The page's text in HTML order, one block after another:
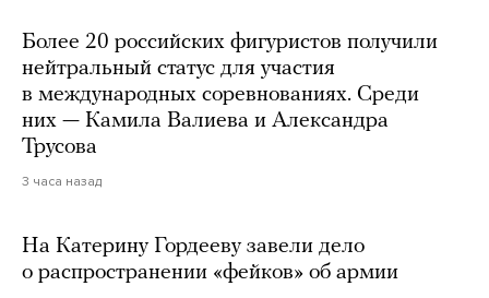
Более 20 российских фигуристов получили
нейтральный статус для участия
в международных соревнованиях. Среди
них — Камила Валиева и Александра
Трусова
3 часа назад
На Катерину Гордееву завели дело
о распространении «фейков» об армии